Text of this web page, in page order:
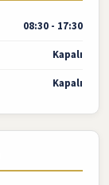
08:30 - 17:30
Kapalı
Kapalı